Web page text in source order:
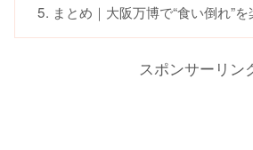
まとめ｜大阪万博で“食い倒れ”を
スポンサーリン